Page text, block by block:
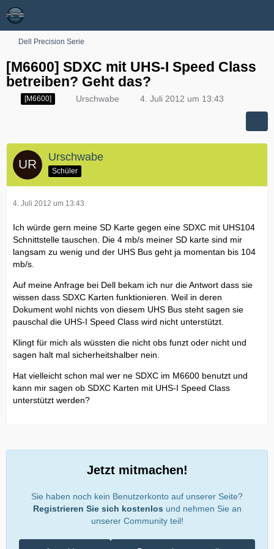
Dell Precision Serie
[M6600] SDXC mit UHS-I Speed Class
betreiben? Geht das?
[M6600] Urschwabe 4. Juli 2012 um 13:43
Urschwabe
Schüler
4. Juli 2012 um 13:43
Ich würde gern meine SD Karte gegen eine SDXC mit UHS104
Schnittstelle tauschen. Die 4 mb/s meiner SD karte sind mir
langsam zu wenig und der UHS Bus geht ja momentan bis 104
mb/s.
Auf meine Anfrage bei Dell bekam ich nur die Antwort dass sie
wissen dass SDXC Karten funktionieren. Weil in deren
Dokument wohl nichts von diesem UHS Bus steht sagen sie
pauschal die UHS-I Speed Class wird nicht unterstützt.
Klingt für mich als wüssten die nicht obs funzt oder nicht und
sagen halt mal sicherheitshalber nein.
Hat vielleicht schon mal wer ne SDXC im M6600 benutzt und
kann mir sagen ob SDXC Karten mit UHS-I Speed Class
unterstützt werden?
Jetzt mitmachen!
Sie haben noch kein Benutzerkonto auf unserer Seite?
Registrieren Sie sich kostenlos und nehmen Sie an
unserer Community teil!